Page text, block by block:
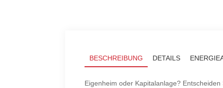
BESCHREIBUNG DETAILS
Eigenheim oder Kapitalanlage?